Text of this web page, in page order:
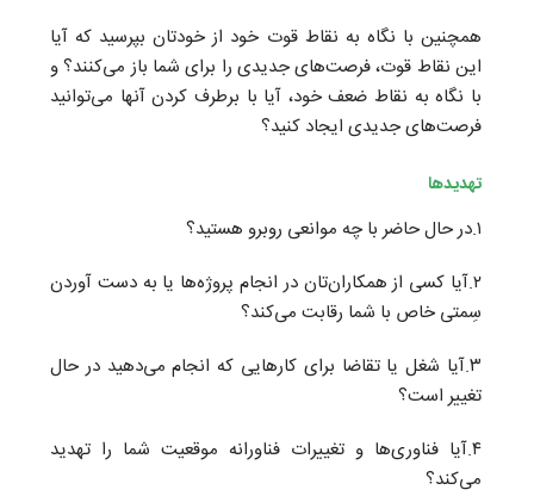
همچنین با نگاه به نقاط قوت خود از خودتان بپرسید که آیا
این نقاط قوت، فرصت‌های جدیدی را برای شما باز می‌کنند؟ و
با نگاه به نقاط ضعف خود، آیا با برطرف کردن آنها می‌توانید
فرصت‌های جدیدی ایجاد کنید؟
تهدیدها
۱.در حال حاضر با چه موانعی روبرو هستید؟
۲.آیا کسی از همکاران‌تان در انجام پروژه‌ها یا به دست آوردن
سِمتی خاص با شما رقابت می‌کند؟
۳.آیا شغل یا تقاضا برای کارهایی که انجام می‌دهید در حال
تغییر است؟
۴.آیا فناوری‌ها و تغییرات فناورانه موقعیت شما را تهدید
می‌کند؟